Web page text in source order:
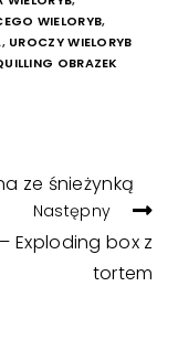
WIELORYB,
, UROCZY WIELORYB
OBRAZEK
ze śnieżynką
Następny
Exploding box z
tortem